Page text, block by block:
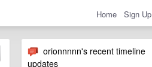
Home Sign Up
orionnnnn's recent timeline
updates